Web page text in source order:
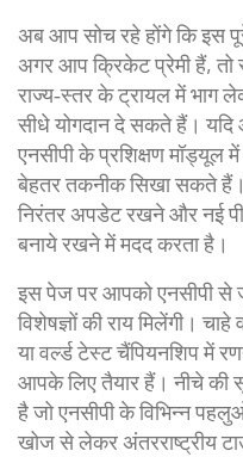
अब आप सोच रहे होंगे कि इस
अगर आप क्रिकेट प्रेमी हैं, तो
राज्य‑स्तर के ट्रायल में भाग
सीधे योगदान दे सकते हैं।
एनसीपी के प्रशिक्षण मॉड्यूल
बेहतर तकनीक सिखा सकते हैं।
निरंतर अपडेट रखने और नई
बनाये रखने में मदद करता है।
इस पेज पर आपको एनसीपी से
विशेषज्ञों की राय मिलेंगी।
या वर्ल्ड टेस्ट चैंपियनशिप में
आपके लिए तैयार हैं। नीचे की
है जो एनसीपी के विभिन्न
खोज से लेकर अंतरराष्ट्रीय